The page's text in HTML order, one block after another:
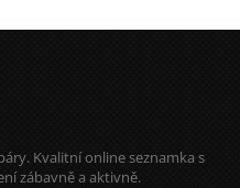
Kvalitní online seznamka s
zábavně a aktivně.